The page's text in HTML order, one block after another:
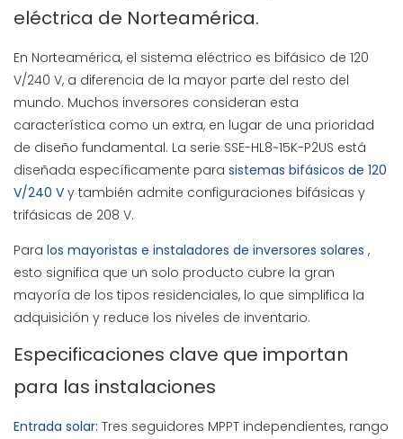
eléctrica de Norteamérica.
En Norteamérica, el sistema eléctrico es bifásico de 120
V/240 V, a diferencia de la mayor parte del resto del
mundo. Muchos inversores consideran esta
característica como un extra, en lugar de una prioridad
de diseño fundamental. La serie SSE-HL8~15K-P2US está
diseñada específicamente para sistemas bifásicos de 120
V/240 V y también admite configuraciones bifásicas y
trifásicas de 208 V.
Para los mayoristas e instaladores de inversores solares ,
esto significa que un solo producto cubre la gran
mayoría de los tipos residenciales, lo que simplifica la
adquisición y reduce los niveles de inventario.
Especificaciones clave que importan
para las instalaciones
Entrada solar: Tres seguidores MPPT independientes, rango